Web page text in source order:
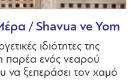
/ Shavua ve Yom
ιδιότητες της
παρέα ενός νεαρού
να ξεπεράσει τον χαμό